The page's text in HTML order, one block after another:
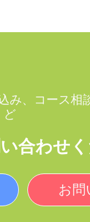
み、コース相
ど
合わせく
お問